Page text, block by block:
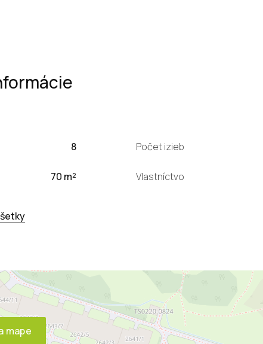
8 Počet izieb
70 m² Vlastníctvo
mape